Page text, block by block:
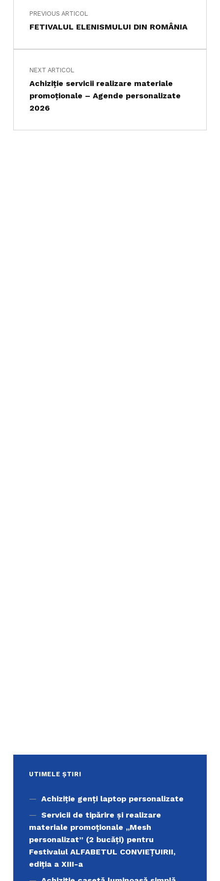
PREVIOUS ARTICOL
FETIVALUL ELENISMULUI DIN ROMÂNIA
NEXT ARTICOL
Achiziţie servicii realizare materiale
promoționale – Agende personalizate
2026
UTIMELE ȘTIRI
Achiziţie genți laptop personalizate
Servicii de tipărire şi realizare
materiale promoţionale ,,Mesh
personalizat” (2 bucăți) pentru
Festivalul ALFABETUL CONVIEŢUIRII,
ediţia a XIII-a